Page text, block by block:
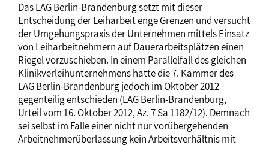
Das LAG Berlin-Brandenburg setzt mit dieser
Entscheidung der Leiharbeit enge Grenzen und versucht
der Umgehungspraxis der Unternehmen mittels Einsatz
von Leiharbeitnehmern auf Dauerarbeitsplätzen einen
Riegel vorzuschieben. In einem Parallelfall des gleichen
Klinikverleihunternehmens hatte die 7. Kammer des
LAG Berlin-Brandenburg jedoch im Oktober 2012
gegenteilig entschieden (LAG Berlin-Brandenburg,
Urteil vom 16. Oktober 2012, Az. 7 Sa 1182/12). Demnach
sei selbst im Falle einer nicht nur vorübergehenden
Arbeitnehmerüberlassung kein Arbeitsverhältnis mit